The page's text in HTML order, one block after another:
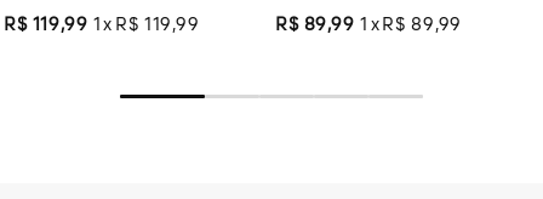
R$ 119,99 1 R$ 119 ,99 R$ 89,99 1 R$ 89 ,99